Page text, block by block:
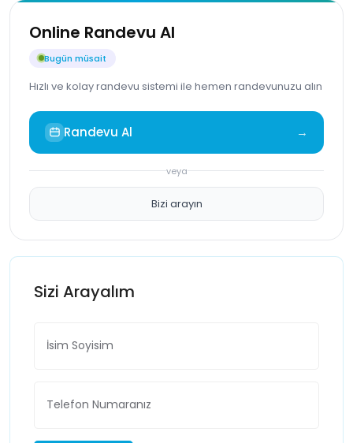
Online Randevu Al
Bugün müsait
Hızlı ve kolay randevu sistemi ile hemen randevunuzu alın
Randevu Al →
veya
Bizi arayın
Sizi Arayalım